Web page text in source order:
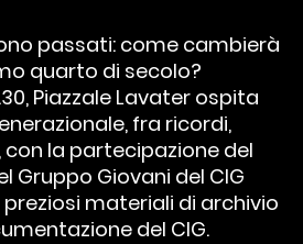
passati: come cambierà
quarto di secolo?
Piazzale Lavater ospita
fra ricordi,
con la partecipazione del
Gruppo Giovani del CIG
preziosi materiali di archivio
del CIG.